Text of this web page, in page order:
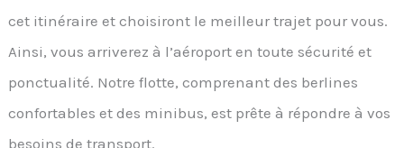
cet itinéraire et choisiront le meilleur trajet pour vous.
Ainsi, vous arriverez à l’aéroport en toute sécurité et
ponctualité. Notre flotte, comprenant des berlines
confortables et des minibus, est prête à répondre à vos
besoins de transport.